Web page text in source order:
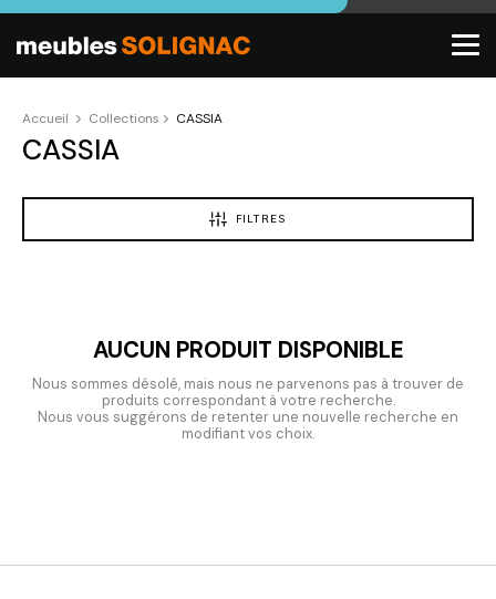
Accueil Collections CASSIA
CASSIA
FILTRES
AUCUN PRODUIT DISPONIBLE
Nous sommes désolé, mais nous ne parvenons pas à trouver de
produits correspondant à votre recherche.
Nous vous suggérons de retenter une nouvelle recherche en
modifiant vos choix.